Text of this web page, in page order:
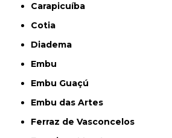
Carapicuíba
Cotia
Diadema
Embu
Embu Guaçú
Embu das Artes
Ferraz de Vasconcelos